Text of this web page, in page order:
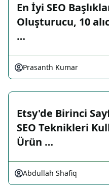
En İyi SEO
Oluşturucu, 10
…
Prasanth Kumar
Etsy'de Birinci
SEO Teknikleri
Ürün …
Abdullah Shafiq